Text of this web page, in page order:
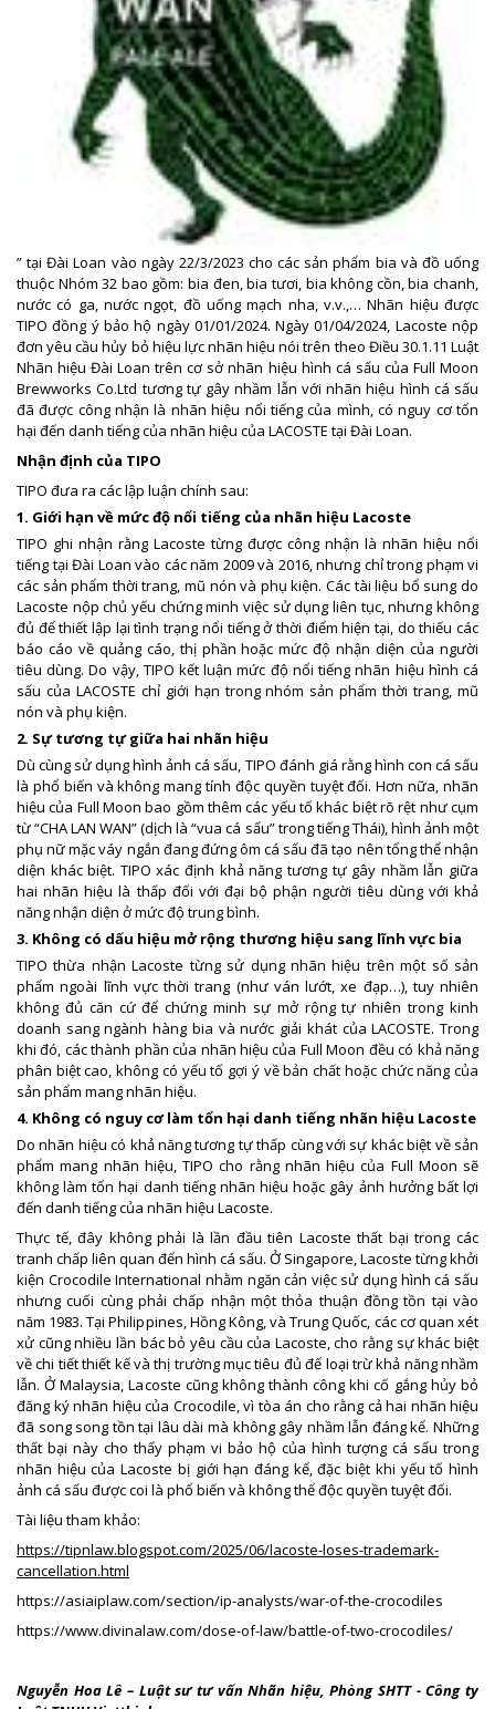
” tại Đài Loan vào ngày 22/3/2023 cho các sản phẩm bia và đồ uống
thuộc Nhóm 32 bao gồm: bia đen, bia tươi, bia không cồn, bia chanh,
nước có ga, nước ngọt, đồ uống mạch nha, v.v.,… Nhãn hiệu được
TIPO đồng ý bảo hộ ngày 01/01/2024. Ngày 01/04/2024, Lacoste nộp
đơn yêu cầu hủy bỏ hiệu lực nhãn hiệu nói trên theo Điều 30.1.11 Luật
Nhãn hiệu Đài Loan trên cơ sở nhãn hiệu hình cá sấu của Full Moon
Brewworks Co.Ltd tương tự gây nhầm lẫn với nhãn hiệu hình cá sấu
đã được công nhận là nhãn hiệu nổi tiếng của mình, có nguy cơ tổn
hại đến danh tiếng của nhãn hiệu của LACOSTE tại Đài Loan.
Nhận định của TIPO
TIPO đưa ra các lập luận chính sau:
1. Giới hạn về mức độ nổi tiếng của nhãn hiệu Lacoste
TIPO ghi nhận rằng Lacoste từng được công nhận là nhãn hiệu nổi
tiếng tại Đài Loan vào các năm 2009 và 2016, nhưng chỉ trong phạm vi
các sản phẩm thời trang, mũ nón và phụ kiện. Các tài liệu bổ sung do
Lacoste nộp chủ yếu chứng minh việc sử dụng liên tục, nhưng không
đủ để thiết lập lại tình trạng nổi tiếng ở thời điểm hiện tại, do thiếu các
báo cáo về quảng cáo, thị phần hoặc mức độ nhận diện của người
tiêu dùng. Do vậy, TIPO kết luận mức độ nổi tiếng nhãn hiệu hình cá
sấu của LACOSTE chỉ giới hạn trong nhóm sản phẩm thời trang, mũ
nón và phụ kiện.
2. Sự tương tự giữa hai nhãn hiệu
Dù cùng sử dụng hình ảnh cá sấu, TIPO đánh giá rằng hình con cá sấu
là phổ biến và không mang tính độc quyền tuyệt đối. Hơn nữa, nhãn
hiệu của Full Moon bao gồm thêm các yếu tố khác biệt rõ rệt như cụm
từ “CHA LAN WAN” (dịch là “vua cá sấu” trong tiếng Thái), hình ảnh một
phụ nữ mặc váy ngắn đang đứng ôm cá sấu đã tạo nên tổng thể nhận
diện khác biệt. TIPO xác định khả năng tương tự gây nhầm lẫn giữa
hai nhãn hiệu là thấp đối với đại bộ phận người tiêu dùng với khả
năng nhận diện ở mức độ trung bình.
3. Không có dấu hiệu mở rộng thương hiệu sang lĩnh vực bia
TIPO thừa nhận Lacoste từng sử dụng nhãn hiệu trên một số sản
phẩm ngoài lĩnh vực thời trang (như ván lướt, xe đạp…), tuy nhiên
không đủ căn cứ để chứng minh sự mở rộng tự nhiên trong kinh
doanh sang ngành hàng bia và nước giải khát của LACOSTE. Trong
khi đó, các thành phần của nhãn hiệu của Full Moon đều có khả năng
phân biệt cao, không có yếu tố gợi ý về bản chất hoặc chức năng của
sản phẩm mang nhãn hiệu.
4. Không có nguy cơ làm tổn hại danh tiếng nhãn hiệu Lacoste
Do nhãn hiệu có khả năng tương tự thấp cùng với sự khác biệt về sản
phẩm mang nhãn hiệu, TIPO cho rằng nhãn hiệu của Full Moon sẽ
không làm tổn hại danh tiếng nhãn hiệu hoặc gây ảnh hưởng bất lợi
đến danh tiếng của nhãn hiệu Lacoste.
Thực tế, đây không phải là lần đầu tiên Lacoste thất bại trong các
tranh chấp liên quan đến hình cá sấu. Ở Singapore, Lacoste từng khởi
kiện Crocodile International nhằm ngăn cản việc sử dụng hình cá sấu
nhưng cuối cùng phải chấp nhận một thỏa thuận đồng tồn tại vào
năm 1983. Tại Philippines, Hồng Kông, và Trung Quốc, các cơ quan xét
xử cũng nhiều lần bác bỏ yêu cầu của Lacoste, cho rằng sự khác biệt
về chi tiết thiết kế và thị trường mục tiêu đủ để loại trừ khả năng nhầm
lẫn. Ở Malaysia, Lacoste cũng không thành công khi cố gắng hủy bỏ
đăng ký nhãn hiệu của Crocodile, vì tòa án cho rằng cả hai nhãn hiệu
đã song song tồn tại lâu dài mà không gây nhầm lẫn đáng kể. Những
thất bại này cho thấy phạm vi bảo hộ của hình tượng cá sấu trong
nhãn hiệu của Lacoste bị giới hạn đáng kể, đặc biệt khi yếu tố hình
ảnh cá sấu được coi là phổ biến và không thể độc quyền tuyệt đối.
Tài liệu tham khảo:
https://tipnlaw.blogspot.com/2025/06/lacoste-loses-trademark-
cancellation.html
https://asiaiplaw.com/section/ip-analysts/war-of-the-crocodiles
https://www.divinalaw.com/dose-of-law/battle-of-two-crocodiles/
Nguyễn Hoa Lê – Luật sư tư vấn Nhãn hiệu, Phòng SHTT - Công ty